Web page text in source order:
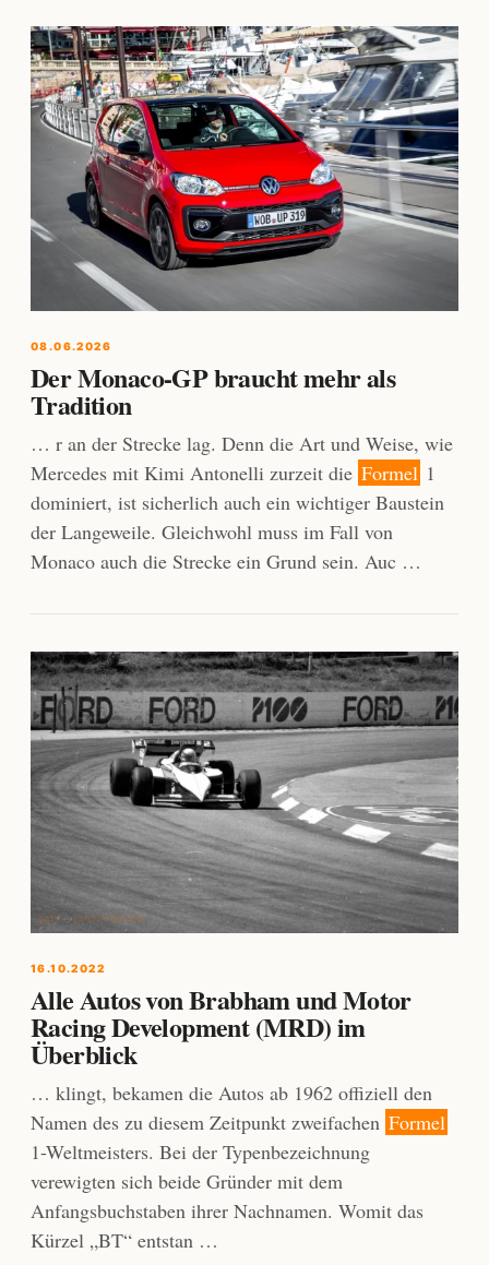
08.06.2026
Der Monaco-GP braucht mehr als
Tradition
… r an der Strecke lag. Denn die Art und Weise, wie
Mercedes mit Kimi Antonelli zurzeit die Formel 1
dominiert, ist sicherlich auch ein wichtiger Baustein
der Langeweile. Gleichwohl muss im Fall von
Monaco auch die Strecke ein Grund sein. Auc …
16.10.2022
Alle Autos von Brabham und Motor
Racing Development (MRD) im
Überblick
… klingt, bekamen die Autos ab 1962 offiziell den
Namen des zu diesem Zeitpunkt zweifachen Formel
1-Weltmeisters. Bei der Typenbezeichnung
verewigten sich beide Gründer mit dem
Anfangsbuchstaben ihrer Nachnamen. Womit das
Kürzel „BT“ entstan …